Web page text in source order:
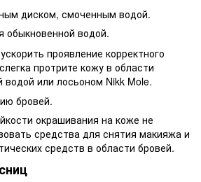
диском, смоченным водой.
обыкновенной водой.
проявление корректного
протрите кожу в области
водой или лосьоном Nikk Mole.
бровей.
окрашивания на коже не
средства для снятия макияжа и
средств в области бровей.